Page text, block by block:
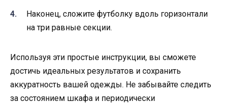
Наконец, сложите футболку вдоль горизонтали
на три равные секции.
Используя эти простые инструкции, вы сможете
достичь идеальных результатов и сохранить
аккуратность вашей одежды. Не забывайте следить
за состоянием шкафа и периодически